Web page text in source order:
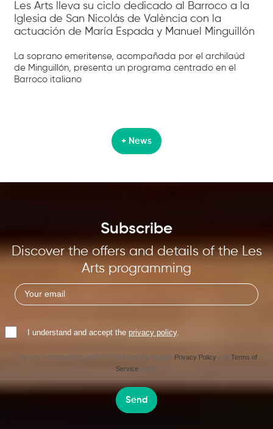
Les Arts lleva su ciclo dedicado al Barroco a la
Iglesia de San Nicolás de València con la
actuación de María Espada y Manuel Minguillón
La soprano emeritense, acompañada por el archilaúd
de Minguillón, presenta un programa centrado en el
Barroco italiano
+ News
Subscribe
Discover the offers and details of the Les
Arts programming
I understand and accept the privacy policy.
This site is protected by reCAPTCHA and the Google Privacy Policy and Terms of
Service apply.
Send